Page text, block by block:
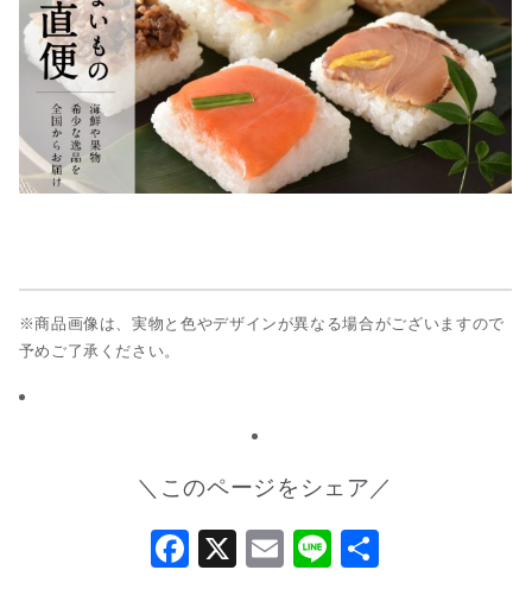
※商品画像は、実物と色やデザインが異なる場合がございますので
予めご了承ください。
＼このページをシェア／
Facebook
X Email
Line